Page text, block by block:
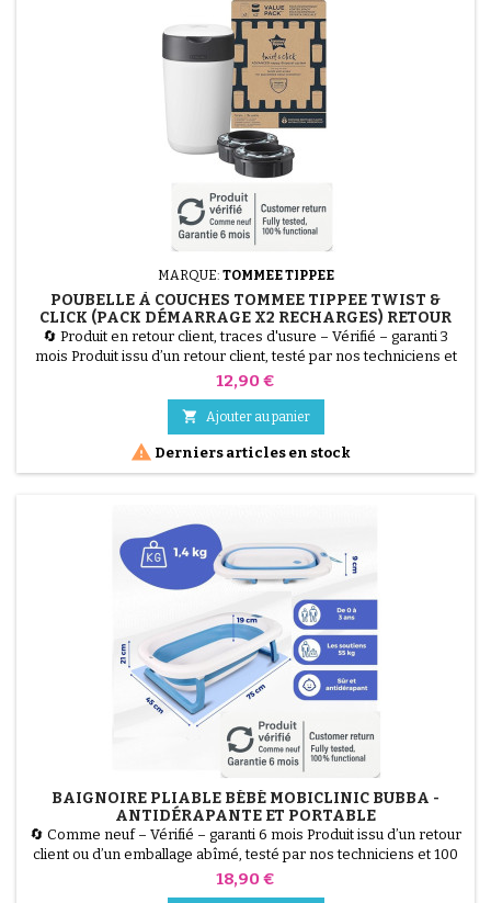
MARQUE: TOMMEE TIPPEE
POUBELLE À COUCHES TOMMEE TIPPEE TWIST &
CLICK (PACK DÉMARRAGE X2 RECHARGES) RETOUR
CLIENT, TRACES D'USURE
🔄 Produit en retour client, traces d'usure – Vérifié – garanti 3
mois Produit issu d’un retour client, testé par nos techniciens et
100 % fonctionnel. La Poubelle à Couches Tommee Tippee Twist
bébé. Grâce à son mécanisme Twist &amp; Click, chaque couche
est enveloppée individuellement par...
Prix
12,90 €
 Ajouter au panier
 Derniers articles en stock
BAIGNOIRE PLIABLE BÉBÉ MOBICLINIC BUBBA -
ANTIDÉRAPANTE ET PORTABLE
🔄 Comme neuf – Vérifié – garanti 6 mois Produit issu d’un retour
client ou d’un emballage abîmé, testé par nos techniciens et 100
% fonctionnel. Gagnez de la place sans sacrifier le confort ! La
Prix
18,90 €